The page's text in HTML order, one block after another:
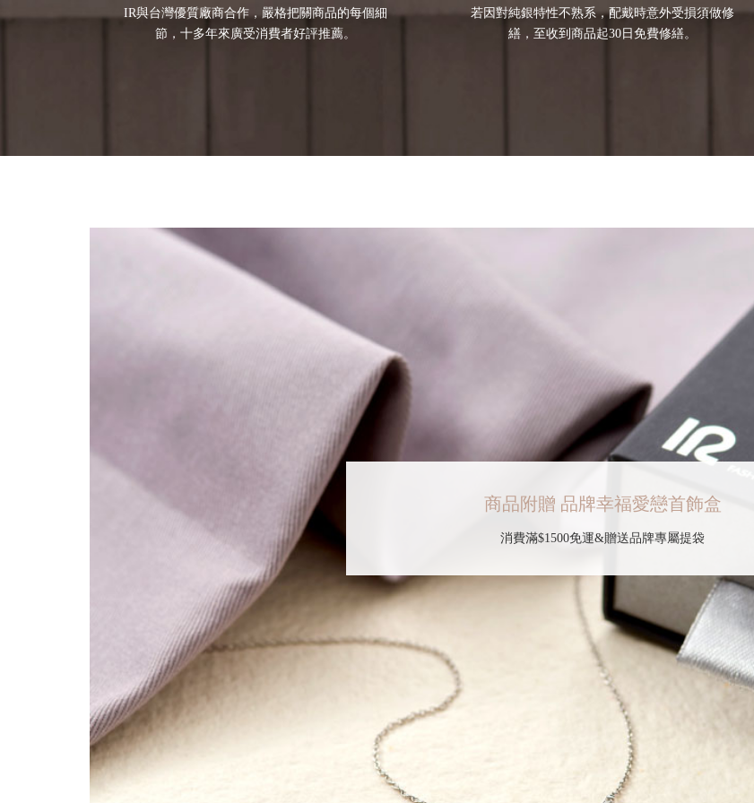
IR與台灣優質廠商合作，嚴格把關商品的每個細
節，十多年來廣受消費者好評推薦。
若因對純銀特性不熟系，配戴時意外受損須做修
繕，至收到商品起30日免費修繕。
商品附贈 品牌幸福愛戀首飾盒
消費滿$1500免運&贈送品牌專屬提袋